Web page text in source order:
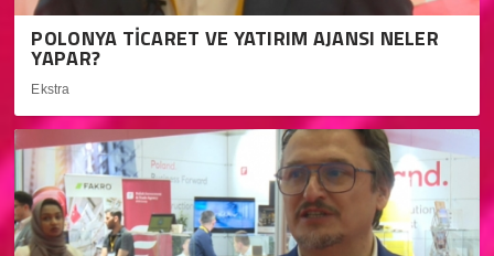
POLONYA TİCARET VE YATIRIM AJANSI NELER
YAPAR?
Ekstra